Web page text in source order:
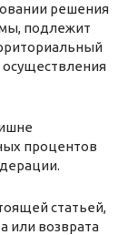
решения
подлежит
осуществления
процентов
статьей,
или возврата